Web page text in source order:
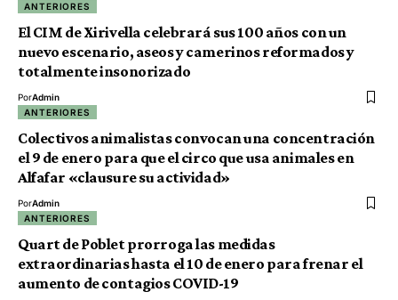
ANTERIORES
El CIM de Xirivella celebrará sus 100 años con un
nuevo escenario, aseos y camerinos reformados y
totalmente insonorizado
PorAdmin
ANTERIORES
Colectivos animalistas convocan una concentración
el 9 de enero para que el circo que usa animales en
Alfafar «clausure su actividad»
PorAdmin
ANTERIORES
Quart de Poblet prorroga las medidas
extraordinarias hasta el 10 de enero para frenar el
aumento de contagios COVID-19